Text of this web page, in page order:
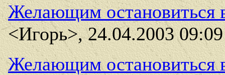
Желающим остановиться
<Игорь>, 24.04.2003 09:09
Желающим остановиться